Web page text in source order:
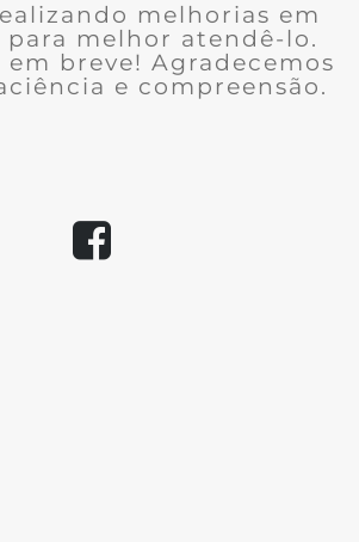
melhorias em
para melhor atendê-lo.
breve! Agradecemos
e compreensão.